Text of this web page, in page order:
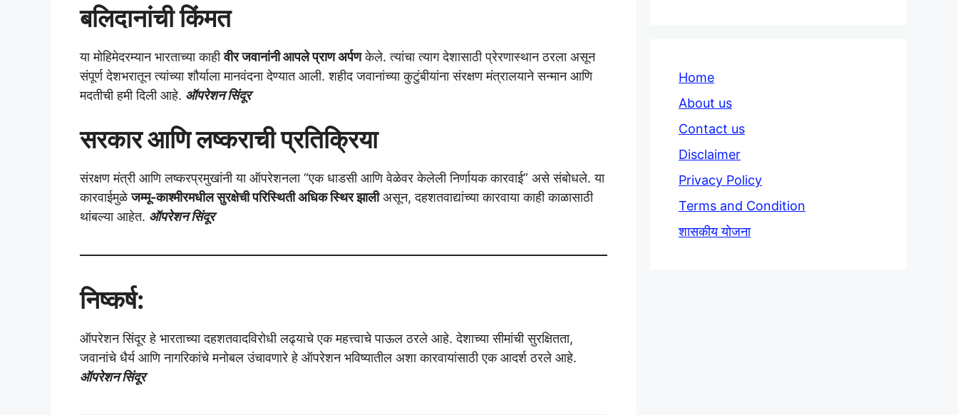
बलिदानांची किंमत
या मोहिमेदरम्यान भारताच्या काहीवीर जवानांनी आपले प्राण अर्पणकेले. त्यांचा त्याग देशासाठी प्रेरणास्थान ठरला असून
संपूर्ण देशभरातून त्यांच्या शौर्याला मानवंदना देण्यात आली. शहीद जवानांच्या कुटुंबीयांना संरक्षण मंत्रालयाने सन्मान आणि
मदतीची हमी दिली आहे. ऑपरेशन सिंदूर
सरकार आणि लष्कराची प्रतिक्रिया
संरक्षण मंत्री आणि लष्करप्रमुखांनी या ऑपरेशनला “एक धाडसी आणि वेळेवर केलेली निर्णायक कारवाई” असे संबोधले. या
कारवाईमुळेजम्मू-काश्मीरमधील सुरक्षेची परिस्थिती अधिक स्थिर झालीअसून, दहशतवाद्यांच्या कारवाया काही काळासाठी
थांबल्या आहेत. ऑपरेशन सिंदूर
निष्कर्ष:
ऑपरेशन सिंदूर हे भारताच्या दहशतवादविरोधी लढ्याचे एक महत्त्वाचे पाऊल ठरले आहे. देशाच्या सीमांची सुरक्षितता,
जवानांचे धैर्य आणि नागरिकांचे मनोबल उंचावणारे हे ऑपरेशन भविष्यातील अशा कारवायांसाठी एक आदर्श ठरले आहे.
ऑपरेशन सिंदूर
Home
About us
Contact us
Disclaimer
Privacy Policy
Terms and Condition
शासकीय योजना